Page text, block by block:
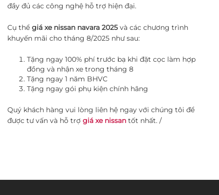
đầy đủ các công nghệ hỗ trợ hiện đại.
Cụ thể giá xe nissan navara 2025 và các chương trình
khuyến mãi cho tháng 8/2025 như sau:
Tặng ngay 100% phí trước bạ khi đặt cọc làm hợp
đồng và nhận xe trong tháng 8
Tặng ngay 1 năm BHVC
Tặng ngay gói phụ kiện chính hãng
Quý khách hàng vui lòng liên hệ ngay với chúng tôi để
được tư vấn và hỗ trợ giá xe nissan tốt nhất. /